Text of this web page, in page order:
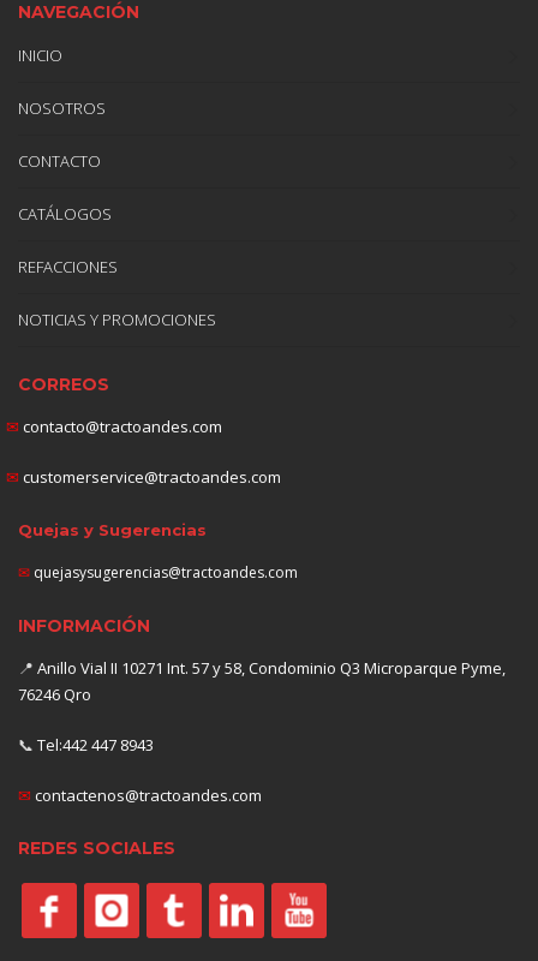
NAVEGACIÓN
INICIO
NOSOTROS
CONTACTO
CATÁLOGOS
REFACCIONES
NOTICIAS Y PROMOCIONES
CORREOS
✉ contacto@tractoandes.com
✉ customerservice@tractoandes.com
Quejas y Sugerencias
✉ quejasysugerencias@tractoandes.com
INFORMACIÓN
📍 Anillo Vial II 10271 Int. 57 y 58, Condominio Q3 Microparque Pyme,
76246 Qro
📞 Tel:442 447 8943
✉ contactenos@tractoandes.com
REDES SOCIALES